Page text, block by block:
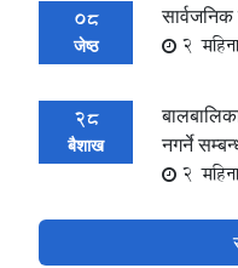
08
जेष्ठ 2
28
बैशाख
नगर्ने
2